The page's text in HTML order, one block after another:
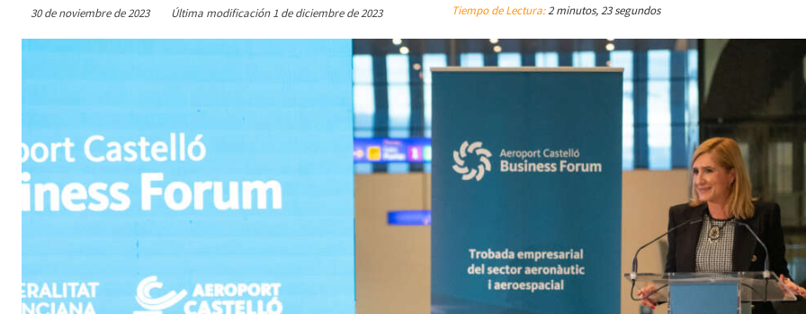
30 de noviembre de 2023 Última modificación 1 de diciembre de 2023 Tiempo de Lectura:2 minutos, 23 segundos